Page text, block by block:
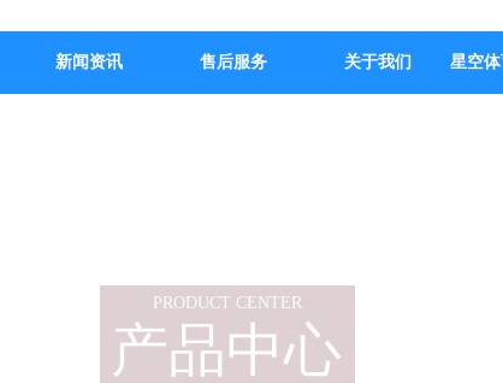
新闻资讯 售后服务 关于我们 星空体
产品中心
PRODUCT CENTER